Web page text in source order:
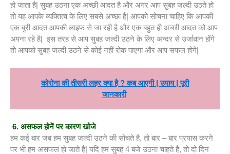
हो जाता है| सुबह उठना एक अच्छी आदत है और अगर आप सुबह जल्दी उठते हो
तो यह आपके व्यक्तित्व के लिए सबसे अच्छा है| आपको सोचना चाहिए कि आपकी
एक बुरी आदत आपकी लाइफ से जा रही है और एक बहुत ही अच्छी आदत को आप
अपना रहे है| इस तरह से आप सुबह जल्दी उठने के लिए अन्दर से उर्जावान होंगे
तो आपको सुबह जल्दी उठने से कोई नहीं रोक पाएगा और आप सफल होगे|
कोरोना की तीसरी लहर क्या है ? कब आएगी | उपाय | पूरी
जानकारी
6. असफल होनें पर कारण खोजे
हम कई बार जब हम सुबह जल्दी उठने की सोचते है, तो बार – बार प्रयास करने
पर भी हम असफल हो जाते है| यदि हम सुबह 4 बजे उठना चाहते है, तो दो दिन